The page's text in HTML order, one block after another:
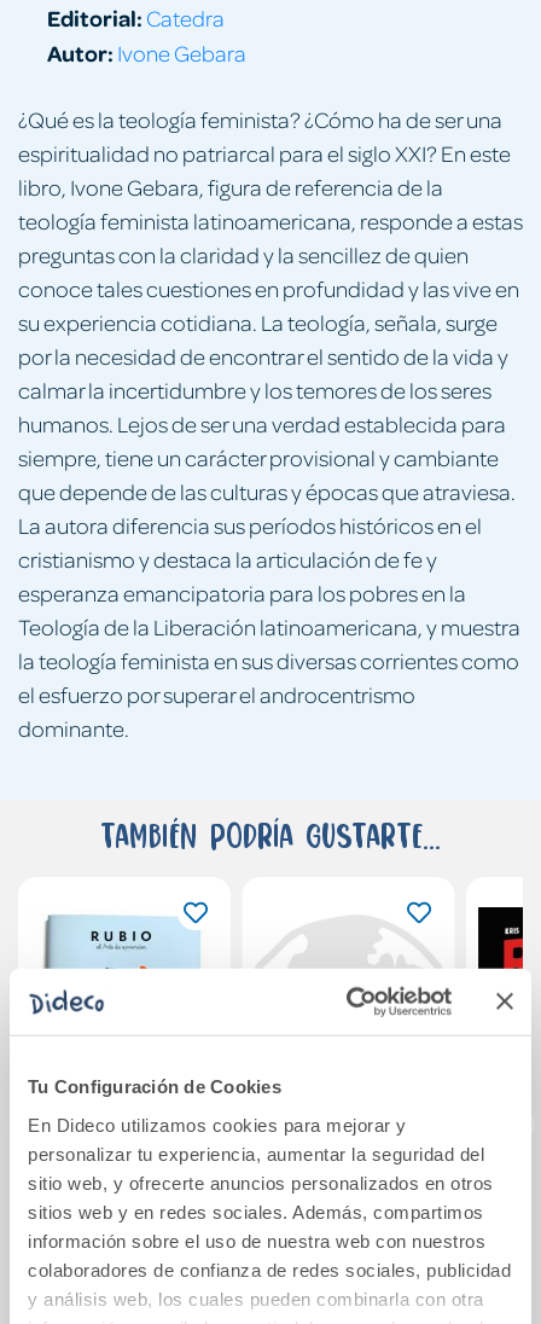
Tu Configuración de Cookies
En Dideco utilizamos cookies para mejorar y
personalizar tu experiencia, aumentar la seguridad del
sitio web, y ofrecerte anuncios personalizados en otros
sitios web y en redes sociales. Además, compartimos
información sobre el uso de nuestra web con nuestros
colaboradores de confianza de redes sociales, publicidad
y análisis web, los cuales pueden combinarla con otra
¿Qué es la teología feminista? ¿Cómo ha de ser una
espiritualidad no patriarcal para el siglo XXI? En este
libro, Ivone Gebara, figura de referencia de la
teología feminista latinoame­ricana, responde a estas
preguntas con la claridad y la sencillez de quien
conoce tales cuestiones en profundidad y las vive en
su experiencia cotidiana. La teología, señala, surge
por la necesidad de en­contrar el sentido de la vida y
calmar la incertidumbre y los temores de los seres
humanos. Lejos de ser una verdad establecida para
siempre, tiene un carácter provisional y cambiante
que de­pende de las culturas y épocas que atraviesa.
La autora diferencia sus períodos históricos en el
cristianismo y destaca la articulación de fe y
esperan­za emancipatoria para los pobres en la
Teología de la Liberación latinoame­ricana, y muestra
la teo­logía feminista en sus diversas corrientes como
el esfuerzo por superar el androcentrismo
dominante.
Editorial: Catedra
Autor: Ivone Gebara
También podría gustarte...
Ortografía 5 (10-11
años. Para
empezar)
4,90€
Science 1 Roots Sb
45,95€